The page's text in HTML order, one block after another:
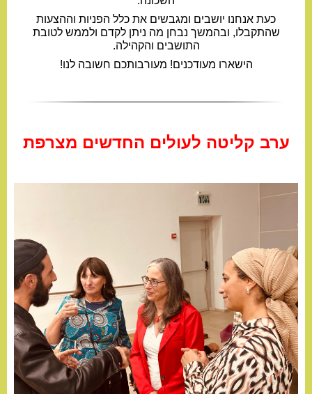
כעת אנחנו יושבים ומגבשים את כלל הפניות וההצעות
שהתקבלו, ובהמשך נבחן מה ניתן לקדם ולממש לטובת
התושבים והקהילה.
הישארו מעודכנים! מעורבותכם חשובה לנו!
ערב קליטה לעולים החדשים מצרפת